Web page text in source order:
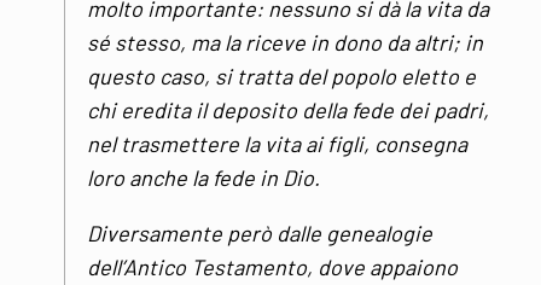
molto importante: nessuno si dà la vita da
sé stesso, ma la riceve in dono da altri; in
questo caso, si tratta del popolo eletto e
chi eredita il deposito della fede dei padri,
nel trasmettere la vita ai figli, consegna
loro anche la fede in Dio.
Diversamente però dalle genealogie
dell’Antico Testamento, dove appaiono